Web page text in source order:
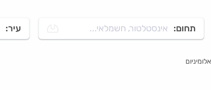
תחום: אינסטלטור, חשמלאי... עיר: